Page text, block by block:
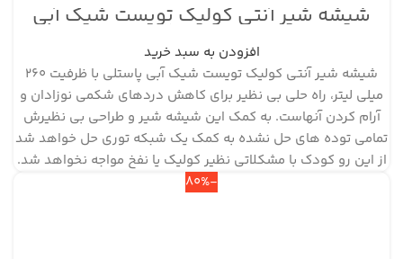
شیشه شیر آنتی کولیک تویست شیک آبی
پاستلی ظرفیت ۲۶۰ میلی لیتر
افزودن به سبد خرید
شیشه شیر آنتی کولیک تویست شیک آبی پاستلی با ظرفیت 260
میلی لیتر، راه حلی بی نظیر برای کاهش دردهای شکمی نوزادان و
آرام کردن آنهاست. به کمک این شیشه شیر و طراحی بی نظیرش
تمامی توده های حل نشده به کمک یک شبکه توری حل خواهد شد
از این رو کودک با مشکلاتی نظیر کولیک یا نفخ مواجه نخواهد شد.
-80%